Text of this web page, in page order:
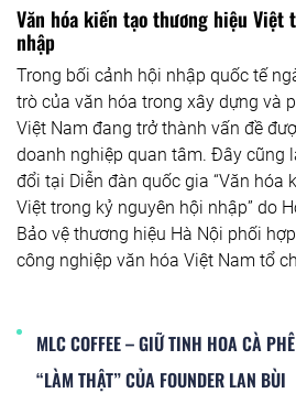
Văn hóa kiến tạo thương hiệu Việt
nhập
Trong bối cảnh hội nhập quốc tế
trò của văn hóa trong xây dựng và
Việt Nam đang trở thành vấn đề
doanh nghiệp quan tâm. Đây cũng
đổi tại Diễn đàn quốc gia “Văn hóa
Việt trong kỷ nguyên hội nhập” do
Bảo vệ thương hiệu Hà Nội phối
công nghiệp văn hóa Việt Nam tổ
MLC COFFEE – GIỮ TINH HOA CÀ
“LÀM THẬT” CỦA FOUNDER LAN BÙI